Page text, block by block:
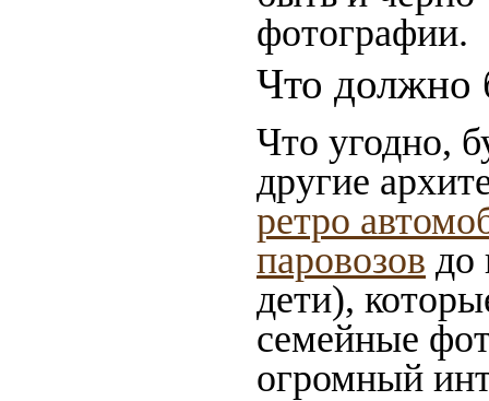
фотографии.
Что должно
Что угодно,
другие
ретро
паровозов до
дети),
семейные
огромный